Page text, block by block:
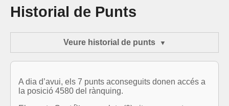
Historial de Punts
Veure historial de punts
A dia d’avui, els 7 punts aconseguits donen accés a
la posició 4580 del rànquing.